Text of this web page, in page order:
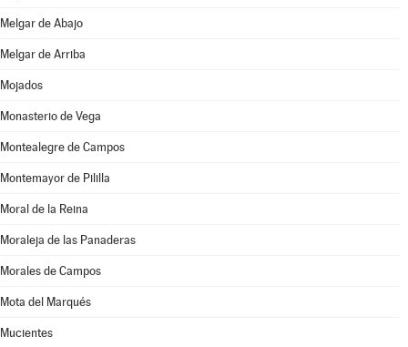
Melgar de Abajo
Melgar de Arriba
Mojados
Monasterio de Vega
Montealegre de Campos
Montemayor de Pililla
Moral de la Reina
Moraleja de las Panaderas
Morales de Campos
Mota del Marqués
Mucientes